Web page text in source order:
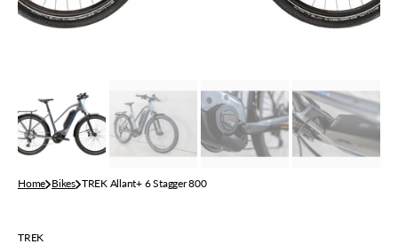
Home Bikes TREK Allant+ 6 Stagger 800
TREK